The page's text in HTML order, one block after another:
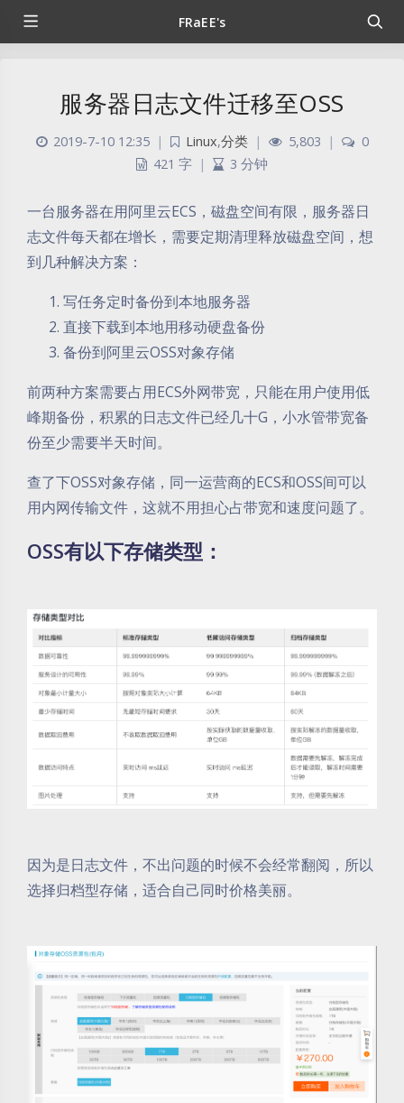
FRaEE's
服务器日志文件迁移至OSS
2019-7-10 12:35 | Linux,分类 | 5,803 |
0
421 字 | 3 分钟
一台服务器在用阿里云ECS，磁盘空间有限，服务器日
志文件每天都在增长，需要定期清理释放磁盘空间，想
到几种解决方案：
写任务定时备份到本地服务器
直接下载到本地用移动硬盘备份
备份到阿里云OSS对象存储
前两种方案需要占用ECS外网带宽，只能在用户使用低
峰期备份，积累的日志文件已经几十G，小水管带宽备
份至少需要半天时间。
查了下OSS对象存储，同一运营商的ECS和OSS间可以
用内网传输文件，这就不用担心占带宽和速度问题了。
OSS有以下存储类型：
因为是日志文件，不出问题的时候不会经常翻阅，所以
选择归档型存储，适合自己同时价格美丽。